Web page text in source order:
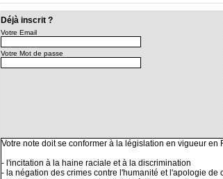
Déjà inscrit ?
Votre Email
Votre Mot de passe